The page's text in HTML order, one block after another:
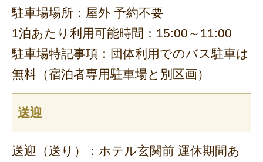
駐車場場所：屋外 予約不要
1泊あたり利用可能時間：15:00～11:00
駐車場特記事項：団体利用でのバス駐車は
無料（宿泊者専用駐車場と別区画）
送迎
送迎（送り）：ホテル玄関前 運休期間あ